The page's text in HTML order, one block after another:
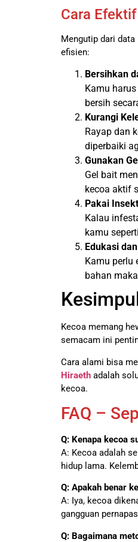
Cara
Mengutip dari
efisien:
Bersihkan
Kamu
bersih
Kurangi
Rayap dan
diperbaiki
Gunakan
Gel bait
kecoa aktif
Pakai
Kalau
kamu
Edukasi
Kamu perlu
bahan
Kecoa memang
semacam ini
Cara alami bisa
Hiraeth adalah
kecoa.
FAQ –
Q: Kenapa kecoa
A: Kecoa adalah
hidup lama.
Q: Apakah benar
A: Iya, kecoa
gangguan
Q: Bagaimana